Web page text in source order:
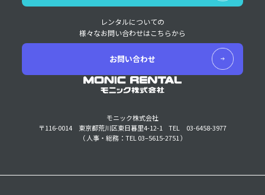
モニック株式会社
〒116-0014 東京都荒川区東日暮里4-12-1
TEL 03-6458-3977
（ 人事・総務：TEL 03–5615-2751 ）
レンタルについての
様々なお問い合わせはこちらから
お問い合わせ